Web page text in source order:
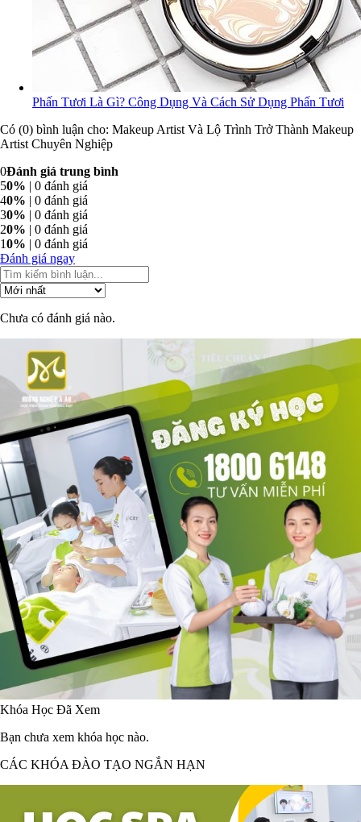
Phấn Tươi Là Gì? Công Dụng Và Cách Sử Dụng Phấn Tươi
Có (0) bình luận cho: Makeup Artist Và Lộ Trình Trở Thành Makeup
Artist Chuyên Nghiệp
0Đánh giá trung bình
50% | 0 đánh giá
40% | 0 đánh giá
30% | 0 đánh giá
20% | 0 đánh giá
10% | 0 đánh giá
Đánh giá ngay
Chưa có đánh giá nào.
Khóa Học Đã Xem
Bạn chưa xem khóa học nào.
CÁC KHÓA ĐÀO TẠO NGẮN HẠN